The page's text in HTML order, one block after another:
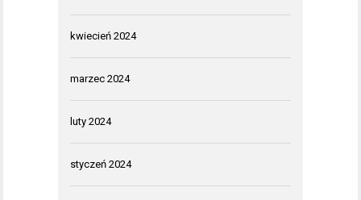
kwiecień 2024
marzec 2024
luty 2024
styczeń 2024